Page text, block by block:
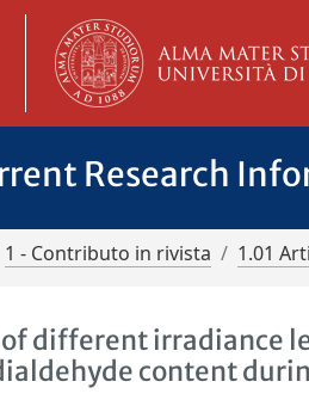
Research
1 - Contributo in rivista 1.01
different irradiance
content